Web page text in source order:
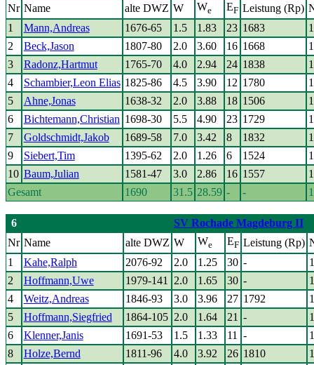
Nr Name alte DWZ W We EF Leistung (Rp)
1
Mann,Andreas 1676-65 1.5 1.83 23 1683
2
Beck,Jason 1807-80 2.0 3.60 16 1668
3
Radonz,Hartmut 1765-70 4.0 2.94 24 1838
4
Schambier,Leon Elias 1825-86 4.5 3.90 12 1780
5
Ahne,Jonas 1638-32 2.0 3.88 18 1506
6
Bichtemann,Christian 1698-30 5.5 4.90 23 1729
7
Goldschmidt,Jakob 1689-58 7.0 3.42 8 1832
9
Siebert,Tim 1395-62 2.0 1.26 6 1524
10 Baum,Julian 1581-47 3.0 2.86 16 1557
Gesamt
1690 31.5 28.59 - -
6
SV Rochade Magdeburg II
Nr Name alte DWZ W We EF Leistung (Rp)
1
Kahe,Ralph 2076-92 2.0 1.25 30 -
2
Hoffmann,Uwe 1979-141 2.0 1.65 30 -
4
Weitz,Andreas 1846-93 3.0 3.96 27 1792
5
Hoffmann,Siegfried 1864-105 2.0 1.64 21 -
6
Klenner,Janis 1691-53 1.5 1.33 11 -
8
Holze,Bernd 1811-96 4.0 3.92 26 1810